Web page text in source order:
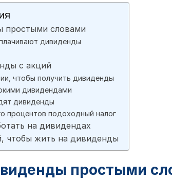
простыми словами
дивиденды
с акций
чтобы получить дивиденды
дивидендами
дивиденды
процентов подоходный налог
на дивидендах
чтобы жить на дивиденды
простыми